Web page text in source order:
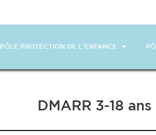
PÔLE PROTECTION DE L’ENFANCE
DMARR 3-18